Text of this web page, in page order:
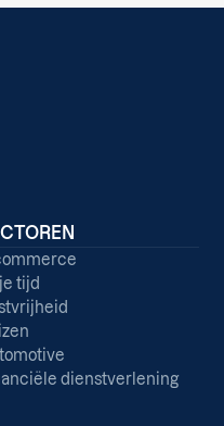
tijd
dienstverlening